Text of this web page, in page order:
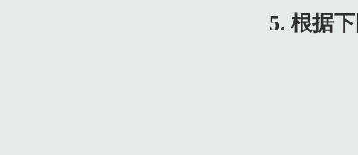
5. 根据